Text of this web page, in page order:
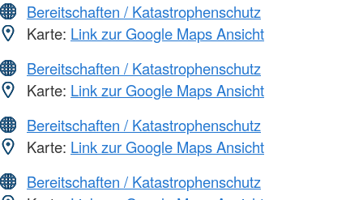
Bereitschaften / Katastrophenschutz
Karte: Link zur Google Maps Ansicht
Bereitschaften / Katastrophenschutz
Karte: Link zur Google Maps Ansicht
Bereitschaften / Katastrophenschutz
Karte: Link zur Google Maps Ansicht
Bereitschaften / Katastrophenschutz